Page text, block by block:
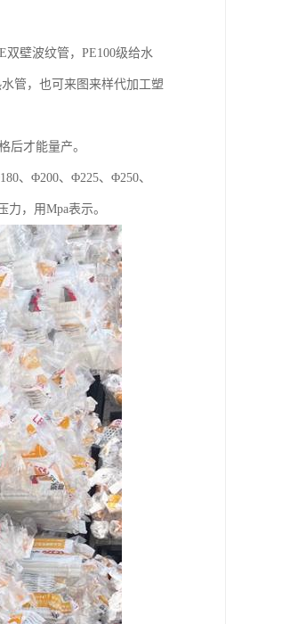
壁波纹管，PE100级给水
管，也可来图来样代加工塑
后才能量产。
、Φ200、Φ225、Φ250、
，用Mpa表示。